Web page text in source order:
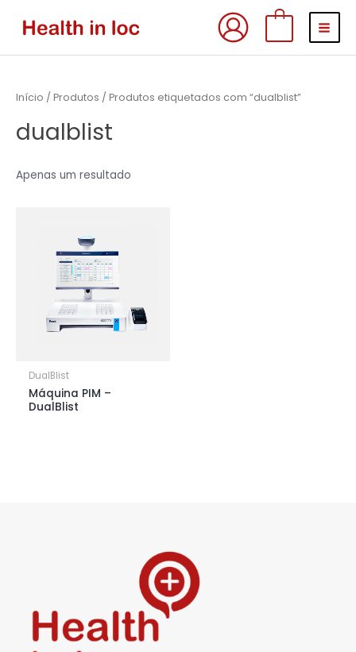
Início / Produtos / Produtos etiquetados com “dualblist”
dualblist
Apenas um resultado
DualBlist
Máquina PIM –
DualBlist